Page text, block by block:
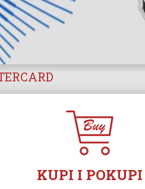
KUPI I POKUPI